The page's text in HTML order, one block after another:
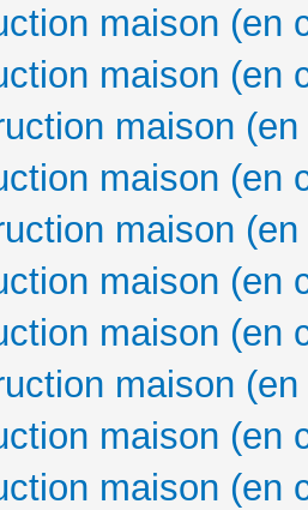
maison (en
maison (en
maison
maison (en
maison
maison (en
maison (en
maison
maison (en
maison (en